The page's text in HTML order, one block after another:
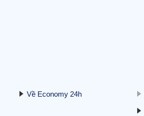
Về Economy 24h